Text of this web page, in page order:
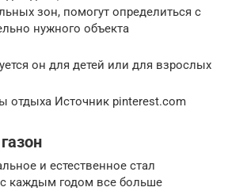
зон, помогут определиться с
нужного объекта
он для детей или для взрослых
отдыха Источник pinterest.com
и естественное стал
с каждым годом все больше